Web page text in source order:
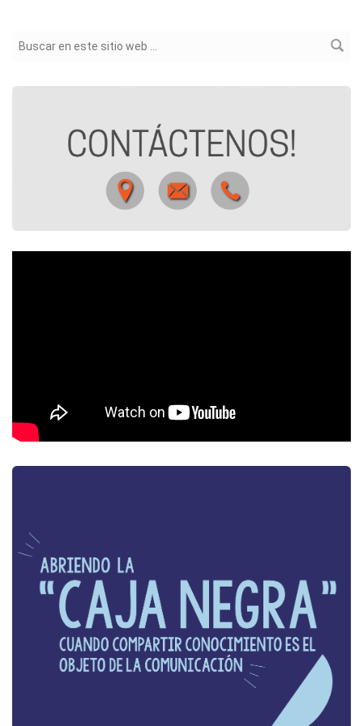
Formulario de búsqueda